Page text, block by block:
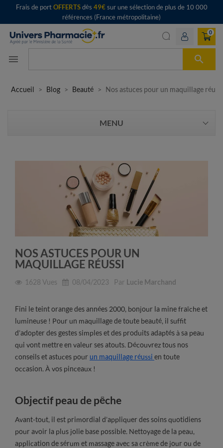
Frais de portOFFERTSdès 49€sur une sélection de plus de 10 000
références (France métropolitaine)
menu 
0
Accueil Blog Beauté Nos astuces pour un maquillage réussi
MENU
NOS ASTUCES POUR UN
MAQUILLAGE RÉUSSI
1628 Vues 08/04/2023 Par Lucie Marchand
Fini le teint orange des années 2000, bonjour la mine fraîche et
lumineuse ! Pour un maquillage de toute beauté, il suffit
d’adopter des gestes simples et des produits adaptés à sa peau
qui vont mettre en valeur ses atouts. Découvrez tous nos
conseils et astuces pour un maquillage réussi en toute
occasion. À vos pinceaux !
Objectif peau de pêche
Avant-tout, il est primordial d’appliquer des soins quotidiens
pour avoir la plus jolie base possible. Nettoyage de la peau,
application de sérum et massage avec sa crème de jour ou de